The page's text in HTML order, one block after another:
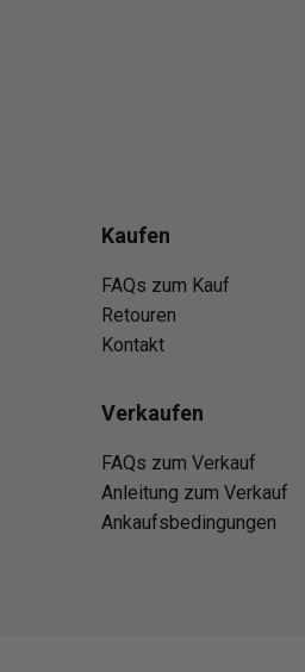
Kaufen
FAQs zum Kauf
Retouren
Kontakt
Verkaufen
FAQs zum Verkauf
Anleitung zum Verkauf
Ankaufsbedingungen